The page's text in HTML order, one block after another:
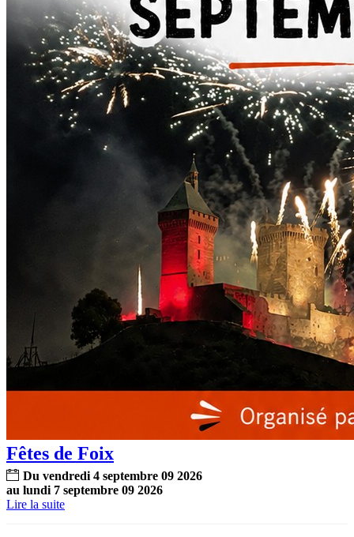
Fêtes de Foix
Du vendredi 4 septembre 09 2026
au lundi 7 septembre 09 2026
Lire la suite